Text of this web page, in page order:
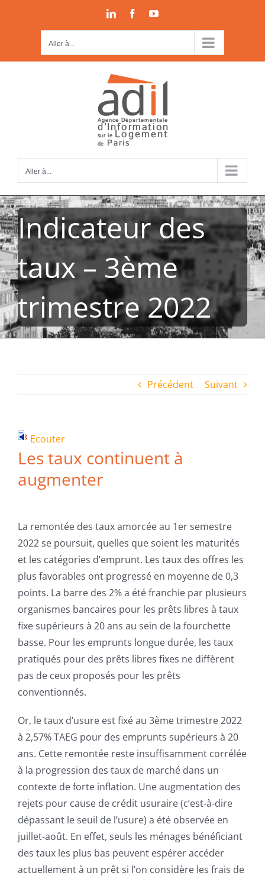
LinkedInFacebookYouTube
Aller à...
Aller à...
Indicateur des
taux – 3ème
trimestre 2022
Précédent Suivant
Ecouter
Les taux continuent à
augmenter
La remontée des taux amorcée au 1er semestre
2022 se poursuit, quelles que soient les maturités
et les catégories d’emprunt. Les taux des offres les
plus favorables ont progressé en moyenne de 0,3
points. La barre des 2% a été franchie par plusieurs
organismes bancaires pour les prêts libres à taux
fixe supérieurs à 20 ans au sein de la fourchette
basse. Pour les emprunts longue durée, les taux
pratiqués pour des prêts libres fixes ne diffèrent
pas de ceux proposés pour les prêts
conventionnés.
Or, le taux d’usure est fixé au 3ème trimestre 2022
à 2,57% TAEG pour des emprunts supérieurs à 20
ans. Cette remontée reste insuffisamment corrélée
à la progression des taux de marché dans un
contexte de forte inflation. Une augmentation des
rejets pour cause de crédit usuraire (c’est-à-dire
dépassant le seuil de l’usure) a été observée en
juillet-août. En effet, seuls les ménages bénéficiant
des taux les plus bas peuvent espérer accéder
actuellement à un prêt si l’on considère les frais de